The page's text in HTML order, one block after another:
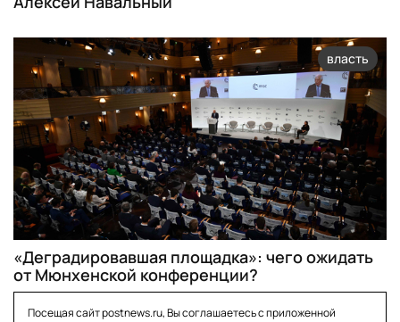
власть
«Деградировавшая площадка»: чего ожидать
от Мюнхенской конференции?
Посещая сайт postnews.ru, Вы соглашаетесь с приложенной